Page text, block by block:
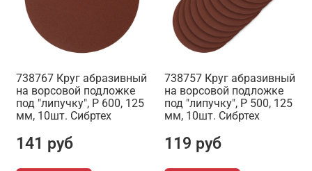
738767 Круг абразивный
на ворсовой подложке
под "липучку", Р 600, 125
мм, 10шт. Сибртех
141 руб
738757 Круг абразивный
на ворсовой подложке
под "липучку", Р 500, 125
мм, 10шт. Сибртех
119 руб